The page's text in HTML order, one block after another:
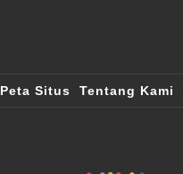
Peta Situs Tentang Kami